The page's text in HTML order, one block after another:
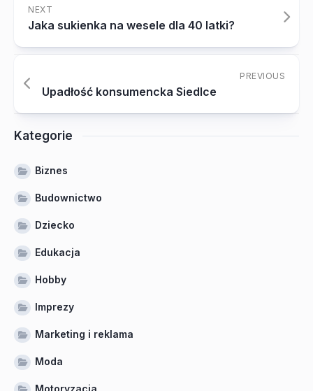
NEXT
Jaka sukienka na wesele dla 40 latki?
PREVIOUS
Upadłość konsumencka Siedlce
Kategorie
Biznes
Budownictwo
Dziecko
Edukacja
Hobby
Imprezy
Marketing i reklama
Moda
Motoryzacja